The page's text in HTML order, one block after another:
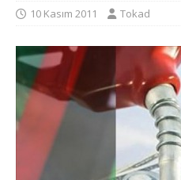
10 Kasım 2011 Tokad